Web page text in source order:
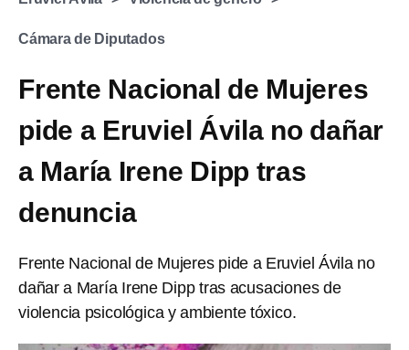
Cámara de Diputados
Frente Nacional de Mujeres
pide a Eruviel Ávila no dañar
a María Irene Dipp tras
denuncia
Frente Nacional de Mujeres pide a Eruviel Ávila no
dañar a María Irene Dipp tras acusaciones de
violencia psicológica y ambiente tóxico.